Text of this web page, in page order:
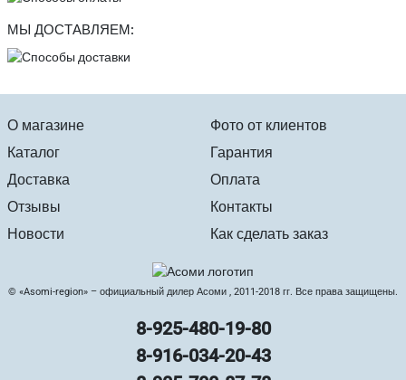
МЫ ДОСТАВЛЯЕМ:
О магазине
Каталог
Доставка
Отзывы
Новости
Фото от клиентов
Гарантия
Оплата
Контакты
Как сделать заказ
© «Asomi-region» – официальный дилер Асоми , 2011-2018 гг. Все права защищены.
8-925-480-19-80
8-916-034-20-43